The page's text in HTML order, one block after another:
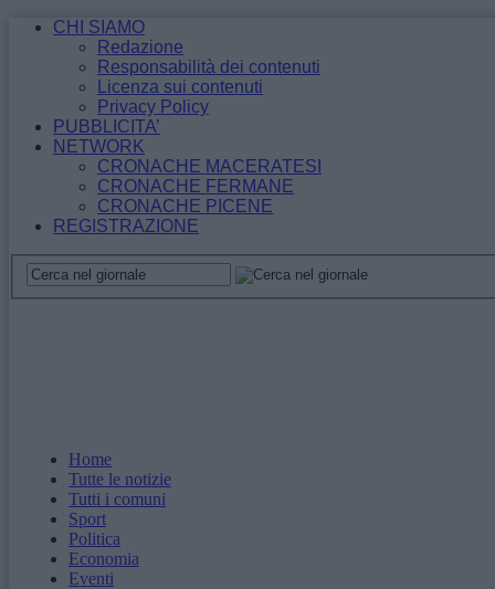
CHI SIAMO
Redazione
Responsabilità dei contenuti
Licenza sui contenuti
Privacy Policy
PUBBLICITA’
NETWORK
CRONACHE MACERATESI
CRONACHE FERMANE
CRONACHE PICENE
REGISTRAZIONE
Home
Tutte le notizie
Tutti i comuni
Sport
Politica
Economia
Eventi